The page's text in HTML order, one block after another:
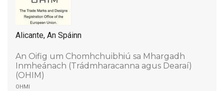
Alicante, An Spáinn
An Oifig um Chomhchuibhiú sa Mhargadh
Inmheánach (Trádmharacanna agus Dearaí)
(OHIM)
ohmi